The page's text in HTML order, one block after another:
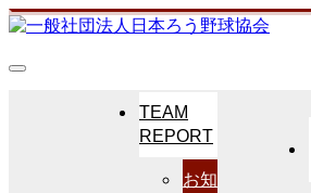
TEAM
REPORT
お知